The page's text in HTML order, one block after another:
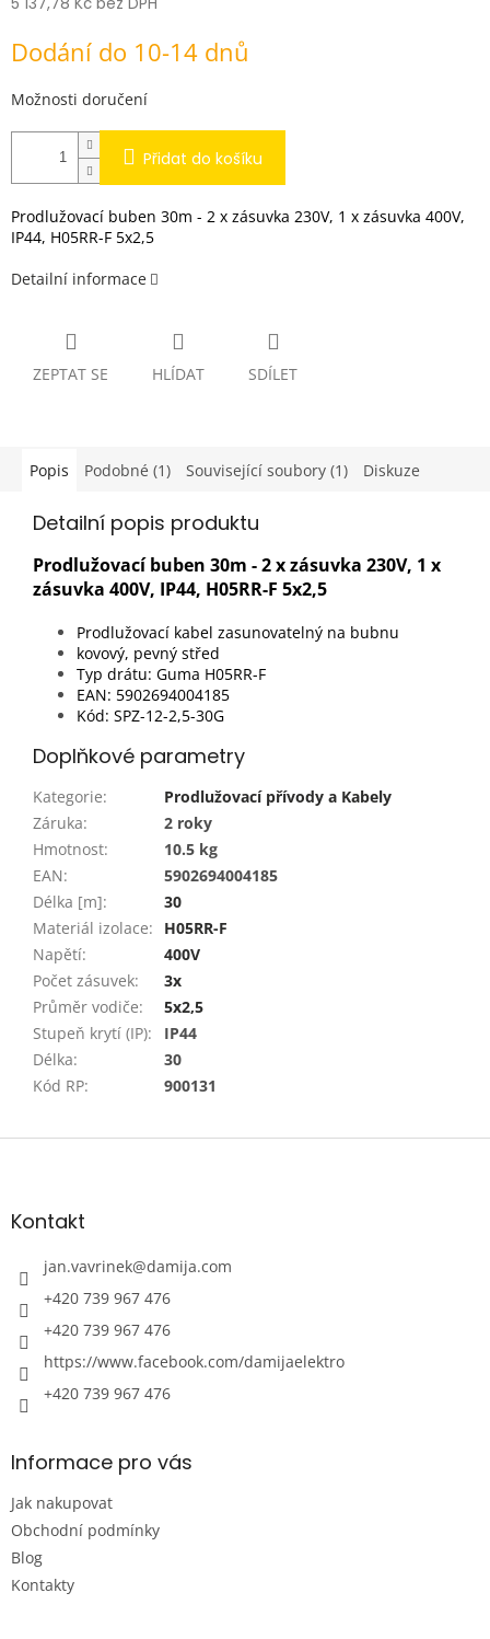
cena:
Dodání do 10-14 dnů
Možnosti doručení
Přidat do košíku
Prodlužovací buben 30m - 2 x zásuvka 230V, 1 x zásuvka 400V,
IP44, H05RR-F 5x2,5
Detailní informace
ZEPTAT SE HLÍDAT SDÍLET
Popis Podobné (1) Související soubory (1) Diskuze
Detailní popis produktu
Prodlužovací buben 30m - 2 x zásuvka 230V, 1 x
zásuvka 400V, IP44, H05RR-F 5x2,5
Prodlužovací kabel zasunovatelný na bubnu
kovový, pevný střed
Typ drátu: Guma H05RR-F
EAN: 5902694004185
Kód: SPZ-12-2,5-30G
Doplňkové parametry
Kategorie:
Prodlužovací přívody a Kabely
Záruka:
2 roky
Hmotnost:
10.5 kg
EAN:
5902694004185
Délka [m]:
30
Materiál izolace:
H05RR-F
Napětí:
400V
Počet zásuvek:
3x
Průměr vodiče:
5x2,5
Stupeň krytí (IP):
IP44
Délka:
30
Kód RP: 900131
Z
aKontakt
jan.vavrinek@damija.com
+420 739 967 476
+420 739 967 476
https://www.facebook.com/damijaelektro
+420 739 967 476
Informace pro vás
Jak nakupovat
Obchodní podmínky
Blog
Kontakty